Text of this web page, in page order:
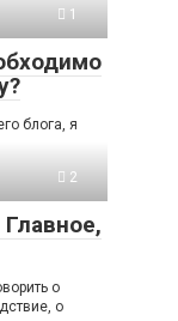
1
блога, я
2
о
о